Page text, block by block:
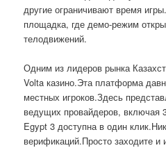
другие ограничивают время
площадка, где демо-режим
телодвижений.
Одним из лидеров рынка
Volta казино.Эта платформа
местных игроков.Здесь
ведущих провайдеров, включая
Egypt 3 доступна в один
верификаций.Просто заходите и